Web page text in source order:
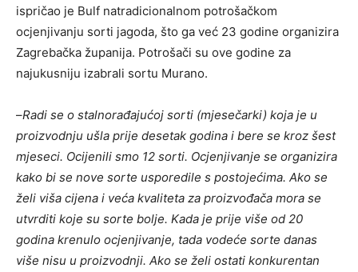
ispričao je Bulf natradicionalnom potrošačkom
ocjenjivanju sorti jagoda, što ga već 23 godine organizira
Zagrebačka županija. Potrošači su ove godine za
najukusniju izabrali sortu Murano.
–Radi se o stalnorađajućoj sorti (mjesečarki) koja je u
proizvodnju ušla prije desetak godina i bere se kroz šest
mjeseci. Ocijenili smo 12 sorti. Ocjenjivanje se organizira
kako bi se nove sorte usporedile s postojećima. Ako se
želi viša cijena i veća kvaliteta za proizvođača mora se
utvrditi koje su sorte bolje. Kada je prije više od 20
godina krenulo ocjenjivanje, tada vodeće sorte danas
više nisu u proizvodnji. Ako se želi ostati konkurentan